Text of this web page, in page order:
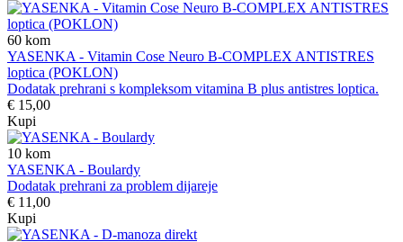
60 kom
YASENKA - Vitamin Cose Neuro B-COMPLEX ANTISTRES
loptica (POKLON)
Dodatak prehrani s kompleksom vitamina B plus antistres loptica.
€ 15,00
Kupi
10 kom
YASENKA - Boulardy
Dodatak prehrani za problem dijareje
€ 11,00
Kupi